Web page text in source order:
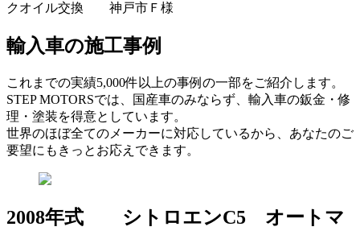
クオイル交換 神戸市Ｆ様
輸入車の施工事例
これまでの実績5,000件以上の事例の一部をご紹介します。
STEP MOTORSでは、国産車のみならず、輸入車の鈑金・修
理・塗装を得意としています。
世界のほぼ全てのメーカーに対応しているから、あなたのご
要望にもきっとお応えできます。
2008年式 シトロエンC5 オートマ